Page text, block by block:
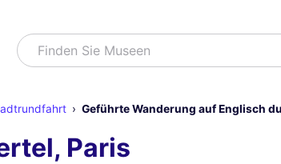
SuchenFinden Sie Mu
Geführte Wanderung auf Englisch
Paris